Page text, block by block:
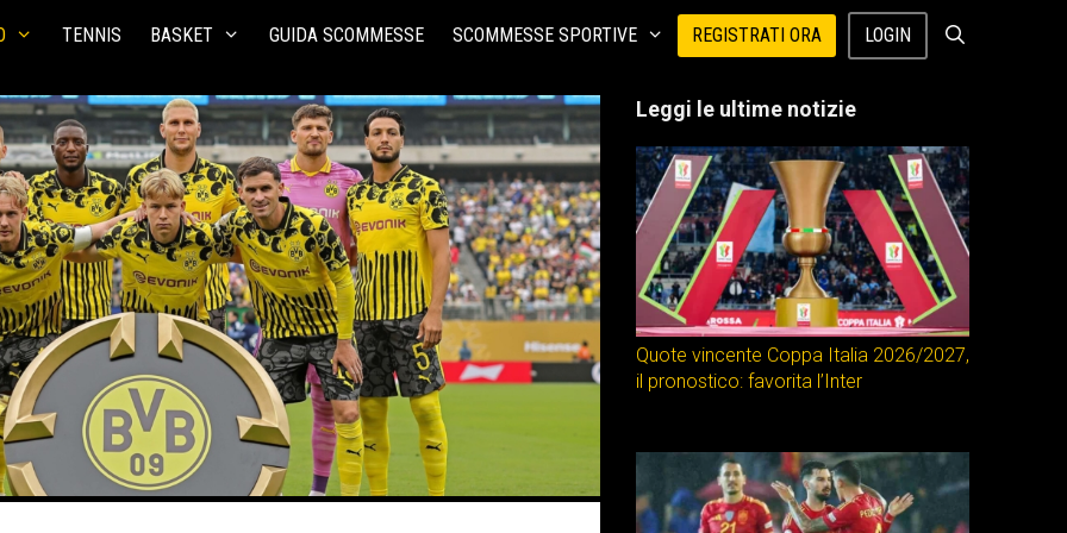
TENNIS BASKET GUIDA SCOMMESSE SCOMMESSE SPORTIVE REGISTRATI ORA LOGIN
Leggi le ultime notizie
Quote vincente Coppa Italia 2026/2027,
il pronostico: favorita l’Inter